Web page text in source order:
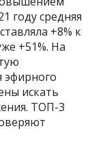
году средняя
+8% к
+51%. На
эфирного
искать
ТОП-3